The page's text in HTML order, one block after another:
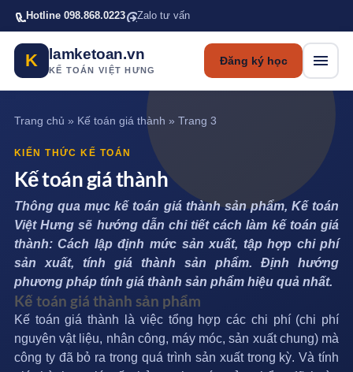
Bỏ qua tới nội dung chính
Hotline 098.868.0223 Zalo tư vấn
K lamketoan.vn
KẾ TOÁN VIỆT HƯNG
Đăng ký học
Trang chủ » Kế toán giá thành » Trang 3
KIẾN THỨC KẾ TOÁN
Kế toán giá thành
Thông qua mụckế toán giá thành sản phẩm, Kế toán
Việt Hưng sẽ hướng dẫn chi tiết cách làm kế toán giá
thành: Cách lập định mức sản xuất, tập hợp chi phí
sản xuất, tính giá thành sản phẩm. Định hướng
phương pháp tính giá thành sản phẩm hiệu quả nhất.
Kế toán giá thành sản phẩm
Kế toán giá thành là việc tổng hợp các chi phí (chi phí
nguyên vật liệu, nhân công, máy móc, sản xuất chung) mà
công ty đã bỏ ra trong quá trình sản xuất trong kỳ. Và tính